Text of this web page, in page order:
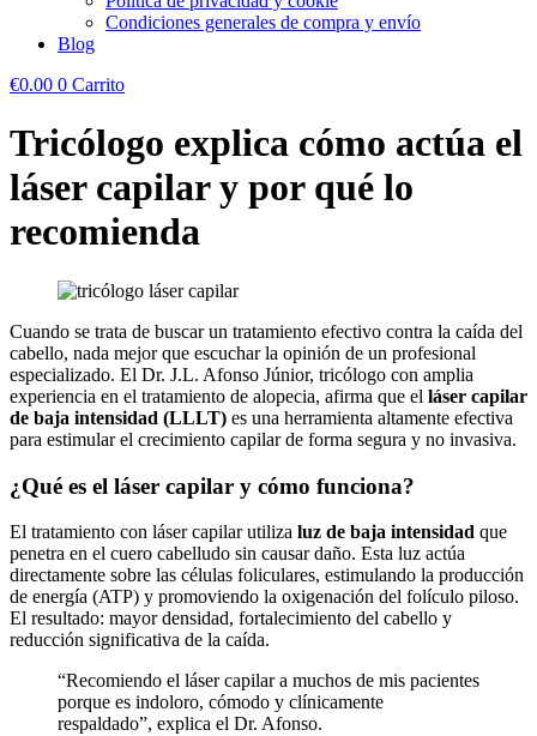
Condiciones generales de compra y envío
Blog
€0.00 0 Carrito
Tricólogo explica cómo actúa el
láser capilar y por qué lo
recomienda
Cuando se trata de buscar un tratamiento efectivo contra la caída del
cabello, nada mejor que escuchar la opinión de un profesional
especializado. El Dr. J.L. Afonso Júnior, tricólogo con amplia
experiencia en el tratamiento de alopecia, afirma que el láser capilar
de baja intensidad (LLLT) es una herramienta altamente efectiva
para estimular el crecimiento capilar de forma segura y no invasiva.
¿Qué es el láser capilar y cómo funciona?
El tratamiento con láser capilar utiliza luz de baja intensidad que
penetra en el cuero cabelludo sin causar daño. Esta luz actúa
directamente sobre las células foliculares, estimulando la producción
de energía (ATP) y promoviendo la oxigenación del folículo piloso.
El resultado: mayor densidad, fortalecimiento del cabello y
reducción significativa de la caída.
“Recomiendo el láser capilar a muchos de mis pacientes
porque es indoloro, cómodo y clínicamente
respaldado”, explica el Dr. Afonso.